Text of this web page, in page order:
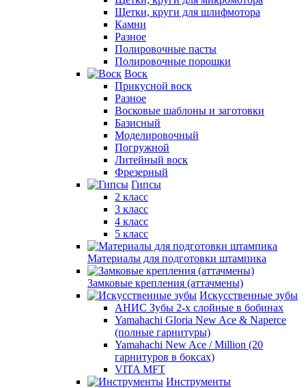
Щетки, круги для шлифмотора
Камни
Разное
Полировочные пасты
Полировочные порошки
Воск
Прикусной воск
Разное
Восковые шаблоны и заготовки
Базисный
Моделировочный
Погружной
Литейный воск
Фрезерный
Гипсы
2 класс
3 класс
4 класс
5 класс
Материалы для подготовки штампика
Замковые крепления (аттачмены)
Искусственные зубы
АНИС Зубы 2-х слойные в бобинах
Yamahachi Gloria New Ace & Naperce
(полные гарнитуры)
Yamahachi New Ace / Million (20
гарнитуров в боксах)
VITA MFT
Инструменты